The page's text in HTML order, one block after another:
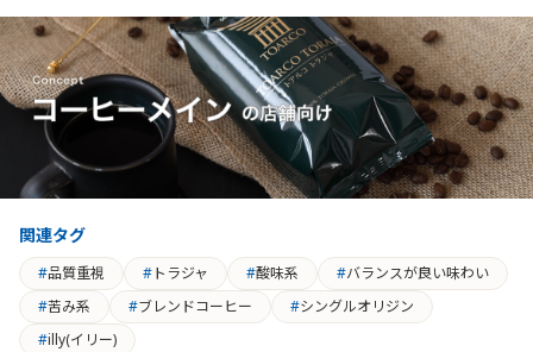
関連タグ
品質重視 トラジャ 酸味系
バランスが良い味わい
苦み系
ブレンドコーヒー
シングルオリジン
illy(イリー)